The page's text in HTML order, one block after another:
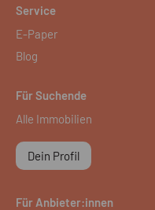
Service
E-Paper
Blog
Für Suchende
Alle Immobilien
Dein Profil
Für Anbieter:innen